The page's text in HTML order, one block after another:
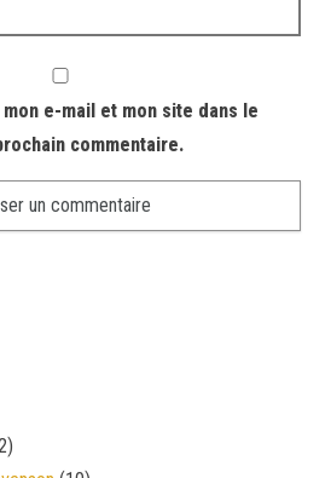
e-mail et mon site dans le
commentaire.